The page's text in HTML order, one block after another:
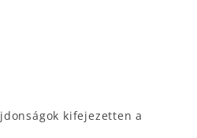
kifejezetten a